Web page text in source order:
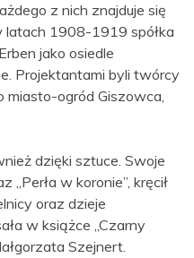
z nich znajduje się
latach 1908-1919 spółka
jako osiedle
Projektantami byli twórcy
miasto-ogród Giszowca,
dzięki sztuce. Swoje
„Perła w koronie”, kręcił
oraz dzieje
w książce „Czarny
Szejnert.